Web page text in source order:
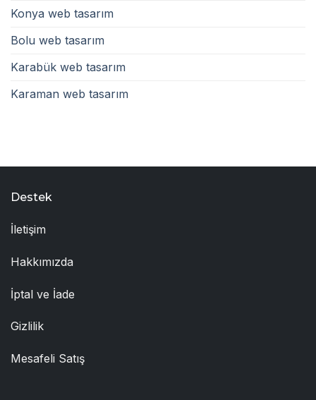
Konya web tasarım
Bolu web tasarım
Karabük web tasarım
Karaman web tasarım
Destek
İletişim
Hakkımızda
İptal ve İade
Gizlilik
Mesafeli Satış